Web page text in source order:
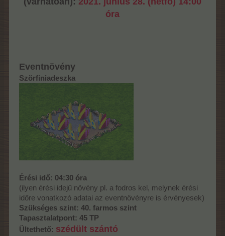
óra
Eventnövény
Szörfiniadeszka
Érési idő: 04:30 óra
(ilyen érési idejű növény pl. a fodros kel, melynek érési
időre vonatkozó adatai az eventnövényre is érvényesek)
Szükséges szint: 40. farmos szint
Tapasztalatpont: 45 TP
Ültethető: szédült szántó